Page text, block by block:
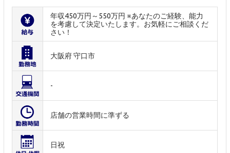
年収450万円～550万円 ※あなたのご経験、能力
を考慮して決定いたします。お気軽にご相談くだ
さい！
大阪府 守口市
-
店舗の営業時間に準ずる
日祝